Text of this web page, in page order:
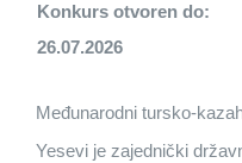
Konkurs otvoren do:
26.07.2026
Međunarodni tursko-
Yesevi je zajednički